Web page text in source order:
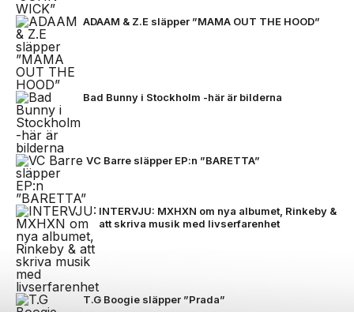
ADAAM & Z.E släpper ”MAMA OUT THE HOOD”
Bad Bunny i Stockholm -här är bilderna
VC Barre släpper EP:n ”BARETTA”
INTERVJU: MXHXN om nya albumet, Rinkeby &
att skriva musik med livserfarenhet
T.G Boogie släpper ”Prada”